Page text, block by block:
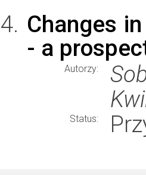
Changes
- a
Autorzy:
Status: